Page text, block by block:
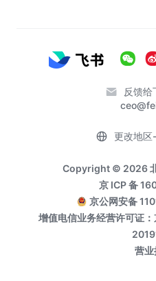
反馈给
Copyright © 2026
京 ICP 备
京公网安备
增值电信业务经营许可证
营业
更改地区